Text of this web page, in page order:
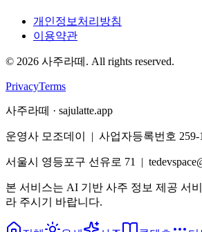
개인정보처리방침
이용약관
© 2026 사주라떼. All rights reserved.
PrivacyTerms
사주라떼 · sajulatte.app
운영사 모조데이 | 사업자등록번호
서울시 영등포구 선유로 71 |
본 서비스는 AI 기반 사주 정보 제공 서
라 주시기 바랍니다.